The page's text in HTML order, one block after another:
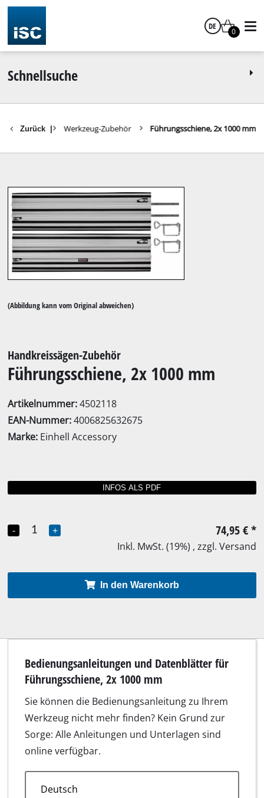
DE
0
Schnellsuche
Zurück
Zubehör Werkzeug-Zubehör Führungsschiene, 2x 1000 mm
(Abbildung kann vom Original abweichen)
Handkreissägen-Zubehör
Führungsschiene, 2x 1000 mm
Artikelnummer:4502118
EAN-Nummer:4006825632675
Marke: Einhell Accessory
- + 74,95 €*
Inkl. MwSt. (19%) , zzgl. Versand
In den Warenkorb
Bedienungsanleitungen und Datenblätter für
Führungsschiene, 2x 1000 mm
Sie können die Bedienungsanleitung zu Ihrem
Werkzeug nicht mehr finden? Kein Grund zur
Sorge: Alle Anleitungen und Unterlagen sind
online verfügbar.